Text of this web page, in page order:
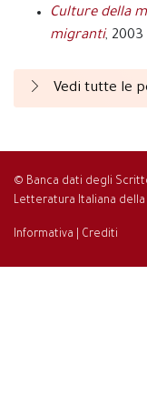
Culture della
migranti, 2003
Vedi tutte le
© Banca dati degli
Letteratura Italiana
Informativa Crediti